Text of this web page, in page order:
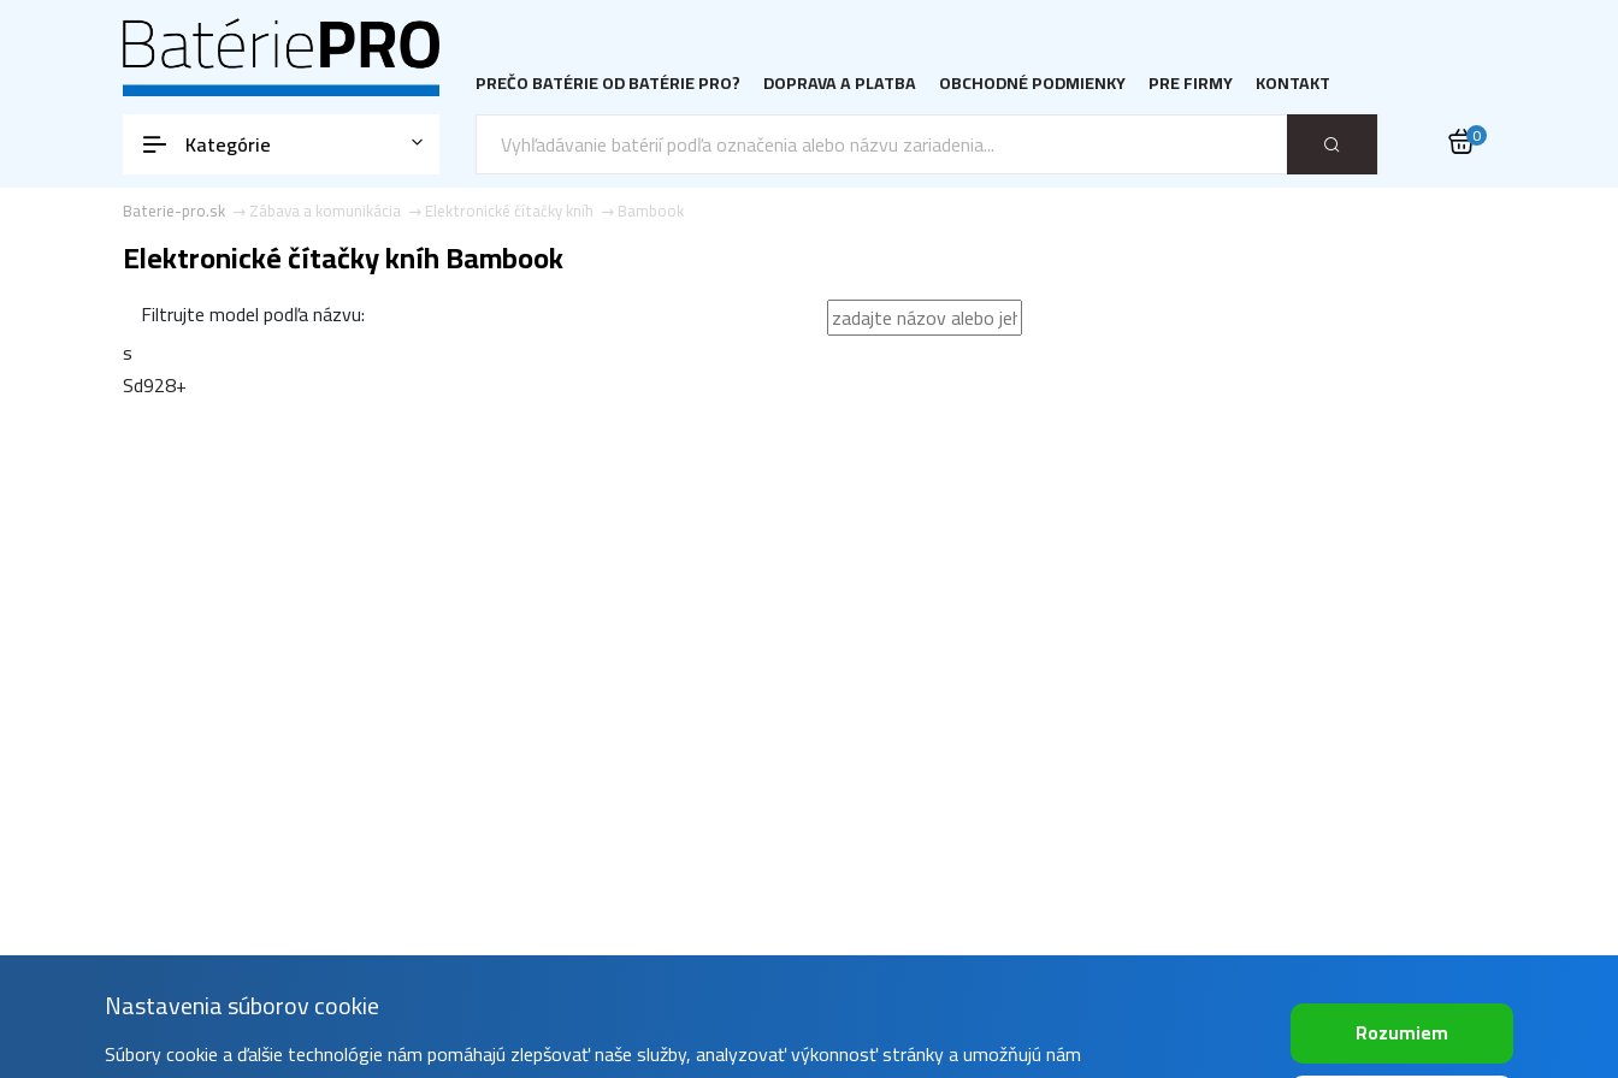
PREČO BATÉRIE OD BATÉRIE PRO? DOPRAVA A PLATBA OBCHODNÉ PODMIENKY PRE FIRMY KONTAKT
Kategórie 0
Bambook
Elektronické čítačky kníh
Zábava a komunikácia
Baterie-pro.sk
Elektronické čítačky kníh Bambook
Filtrujte model podľa názvu:
s
Sd928+
Nastavenia súborov cookie
Súbory cookie a ďalšie technológie nám pomáhajú zlepšovať naše služby, analyzovať výkonnosť stránky a umožňujú nám
Rozumiem